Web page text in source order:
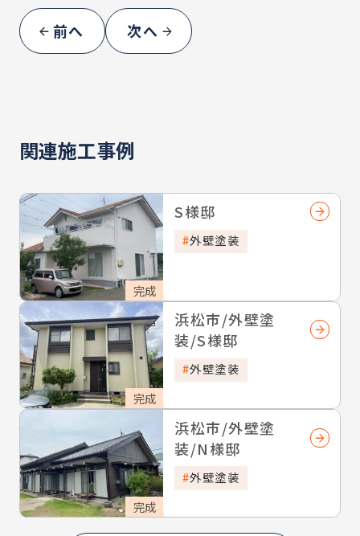
前へ 次へ
関連施工事例
完成
S様邸
外壁塗装
完成
浜松市/外壁塗
装/S様邸
外壁塗装
完成
浜松市/外壁塗
装/N様邸
外壁塗装